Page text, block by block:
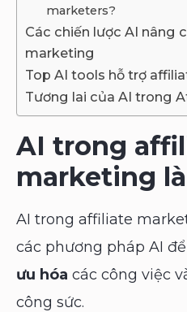
marketers?
Các chiến lược AI nâng
marketing
Top AI tools hỗ trợ
Tương lai của AI trong
AI trong
marketing
AI trong affiliate
các phương pháp AI để
ưu hóa các công việc
công sức.